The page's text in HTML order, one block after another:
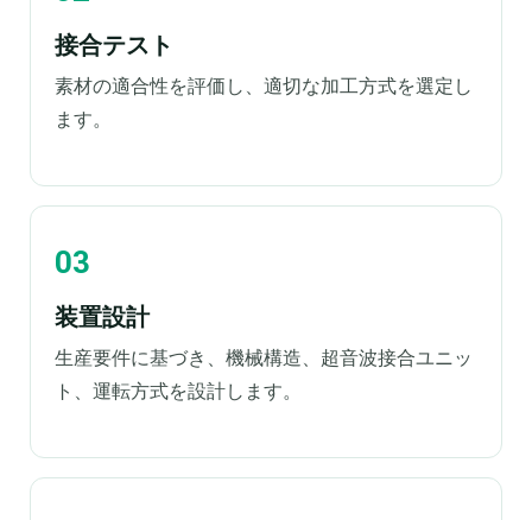
接合テスト
素材の適合性を評価し、適切な加工方式を選定し
ます。
装置設計
生産要件に基づき、機械構造、超音波接合ユニッ
ト、運転方式を設計します。